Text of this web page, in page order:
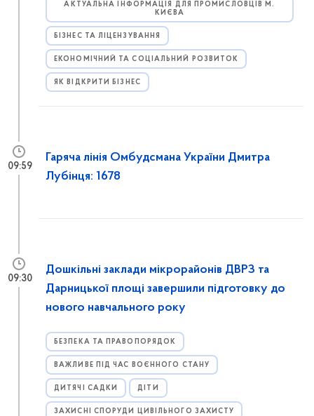
АКТУАЛЬНА ІНФОРМАЦІЯ ДЛЯ ПРОМИСЛОВЦІВ М.
КИЄВА
БІЗНЕС ТА ЛІЦЕНЗУВАННЯ
ЕКОНОМІЧНИЙ ТА СОЦІАЛЬНИЙ РОЗВИТОК
ЯК ВІДКРИТИ БІЗНЕС
Гаряча лінія Омбудсмана України Дмитра
Лубінця: 1678
09:59
Дошкільні заклади мікрорайонів ДВРЗ та
Дарницької площі завершили підготовку до
нового навчального року
БЕЗПЕКА ТА ПРАВОПОРЯДОК
ВАЖЛИВЕ ПІД ЧАС ВОЄННОГО СТАНУ
ДИТЯЧІ САДКИ ДІТИ
ЗАХИСНІ СПОРУДИ ЦИВІЛЬНОГО ЗАХИСТУ
09:30